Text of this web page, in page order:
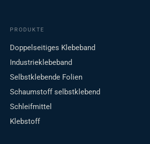
PRODUKTE
Doppelseitiges Klebeband
Industrieklebeband
Selbstklebende Folien
Schaumstoff selbstklebend
Schleifmittel
Klebstoff